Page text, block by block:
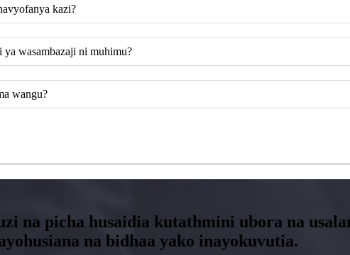
kazi?
wasambazaji ni muhimu?
wangu?
na picha husaidia kutathmini ubora na
na bidhaa yako inayokuvutia.